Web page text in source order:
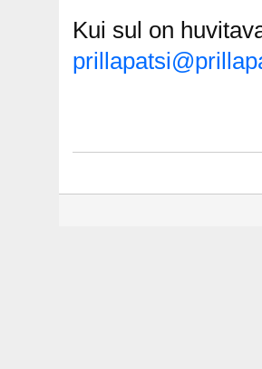
Kui sul on